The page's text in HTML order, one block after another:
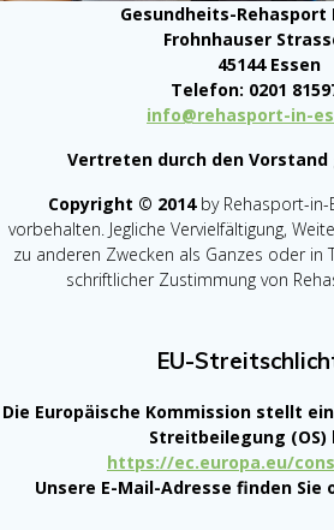
Gesundheits-Rehasport
Frohnhauser
45144 Essen
Telefon: 0201
info@rehasport-in-
Vertreten durch den Vorstand
Copyright © 2014by Rehasport-in-
vorbehalten. Jegliche Vervielfältigung,
zu anderen Zwecken als Ganzes oder in
schriftlicher Zustimmung von
EU-
Die Europäische Kommission stellt
Streitbeilegung (OS)
https://ec.europa.eu/
Unsere E-Mail-Adresse finden Sie